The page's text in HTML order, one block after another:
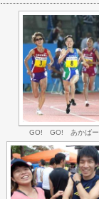
GO! GO! あかばー